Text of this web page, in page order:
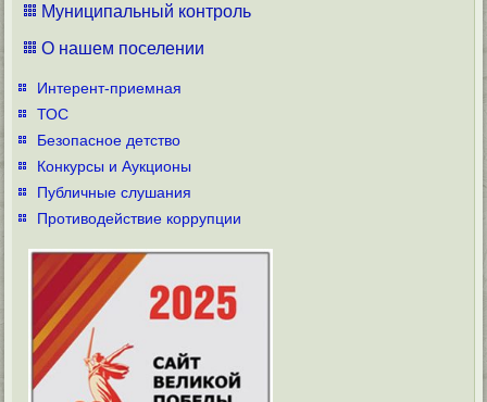
Муниципальный контроль
О нашем поселении
Интерент-приемная
ТОС
Безопасное детство
Конкурсы и Аукционы
Публичные слушания
Противодействие коррупции